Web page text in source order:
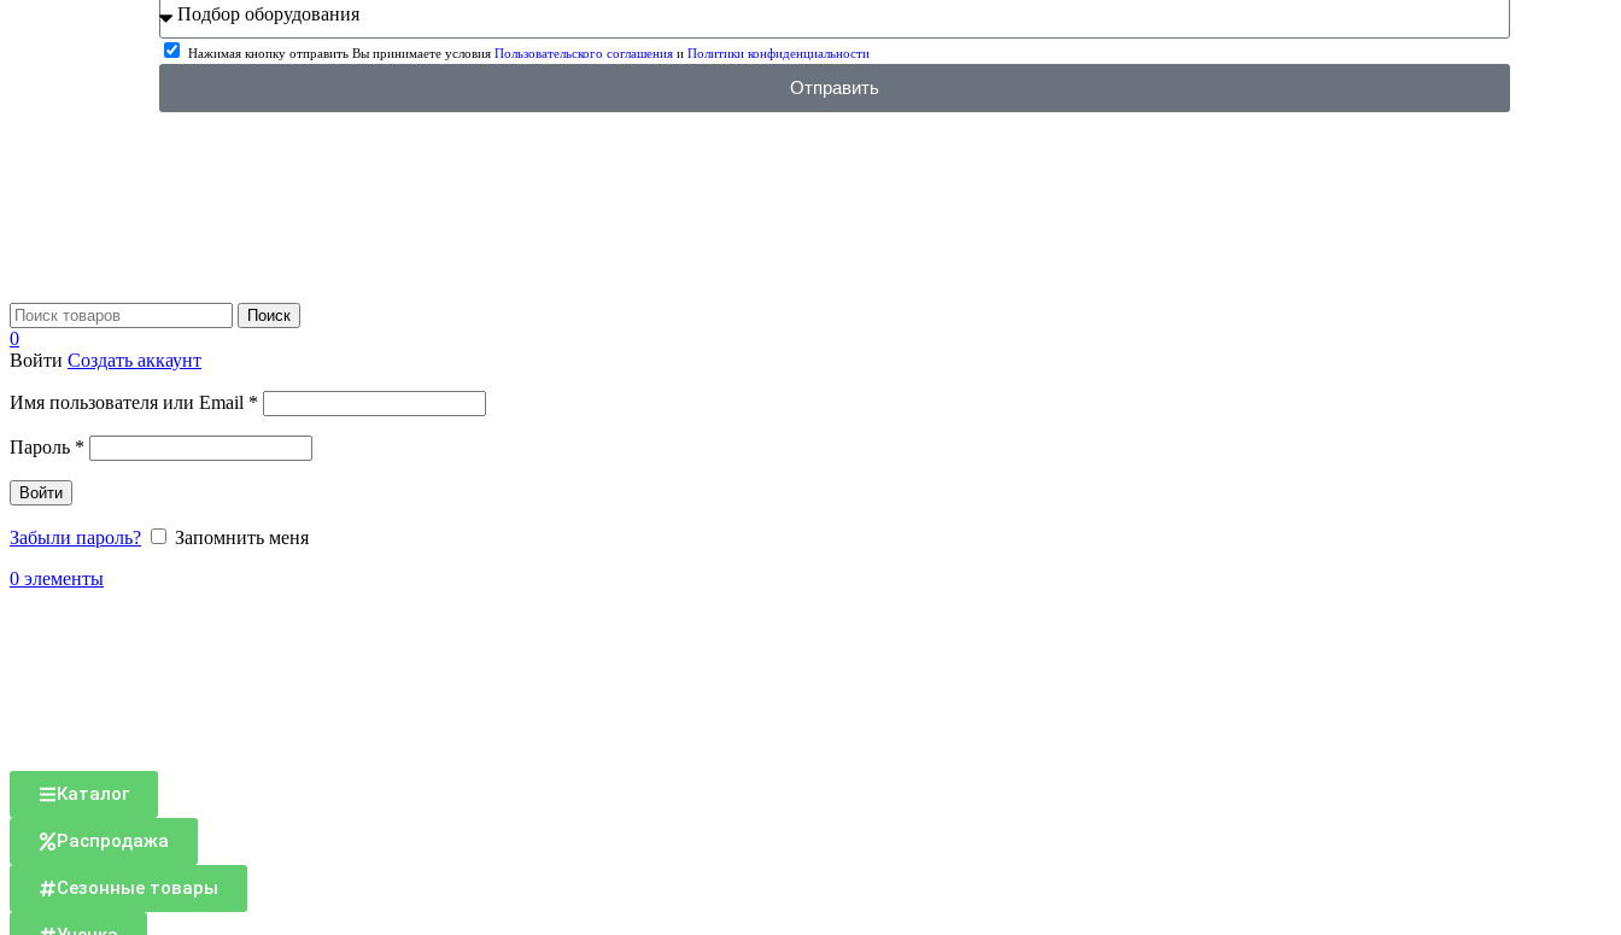
Нажимая кнопку отправить Вы принимаете условия Пользовательского соглашения и Политики конфиденциальности
Отправить
Поиск
0
Войти Создать аккаунт
Имя пользователя или Email *
Пароль *
Войти
Забыли пароль?
Запомнить меня
0 элементы
Каталог
Распродажа
Сезонные товары